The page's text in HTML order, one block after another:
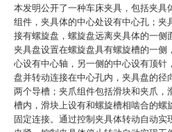
本发明公开了一种车床夹具，包括夹具
组件，夹具体的中心处设有中心孔；夹
接有螺旋盘，螺旋盘远离夹具体的一侧
夹具盘设置在螺旋盘具有螺旋槽的一侧
心设有中心轴，另一侧的中心设有顶针
盘并转动连接在中心孔内，夹具盘的径
两个导槽；夹爪组件包括滑块和夹爪，
槽内，滑块上设有和螺旋槽相啮合的螺
固定连接。通过控制夹具体转动自动实